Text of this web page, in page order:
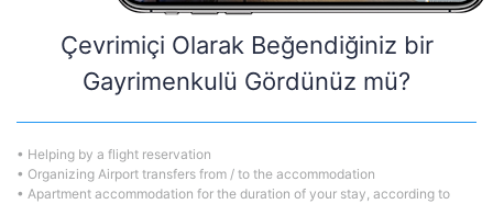
Çevrimiçi Olarak Beğendiğiniz bir
Gayrimenkulü Gördünüz mü?
• Helping by a flight reservation
• Organizing Airport transfers from / to the accommodation
• Apartment accommodation for the duration of your stay, according to